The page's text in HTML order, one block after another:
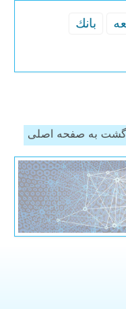
بانك
به صفحه اصلی